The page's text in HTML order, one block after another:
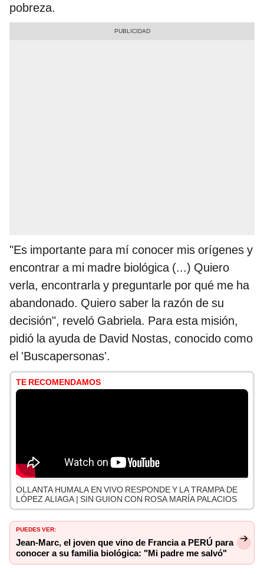
pobreza.
"Es importante para mí conocer mis orígenes y
encontrar a mi madre biológica (...) Quiero
verla, encontrarla y preguntarle por qué me ha
abandonado. Quiero saber la razón de su
decisión", reveló Gabriela. Para esta misión,
pidió la ayuda de David Nostas, conocido como
el 'Buscapersonas'.
TE RECOMENDAMOS
OLLANTA HUMALA EN VIVO RESPONDE Y LA TRAMPA DE
LÓPEZ ALIAGA | SIN GUION CON ROSA MARÍA PALACIOS
PUEDES VER:
Jean-Marc, el joven que vino de Francia a PERÚ para
conocer a su familia biológica: "Mi padre me salvó"